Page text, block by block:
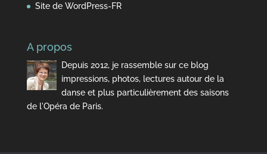
Site de WordPress-FR
A propos
Depuis 2012, je rassemble sur ce blog
impressions, photos, lectures autour de la
danse et plus particulièrement des saisons
de l'Opéra de Paris.